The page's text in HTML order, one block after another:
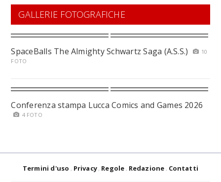
GALLERIE FOTOGRAFICHE
SpaceBalls The Almighty Schwartz Saga (A.S.S.)
10
FOTO
Conferenza stampa Lucca Comics and Games 2026
4 FOTO
Termini d'uso Privacy Regole Redazione Contatti